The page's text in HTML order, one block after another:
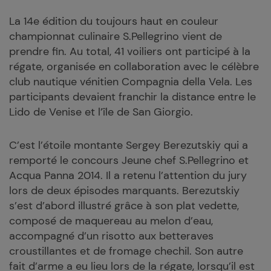
La 14e édition du toujours haut en couleur
championnat culinaire S.Pellegrino vient de
prendre fin. Au total, 41 voiliers ont participé à la
régate, organisée en collaboration avec le célèbre
club nautique vénitien Compagnia della Vela. Les
participants devaient franchir la distance entre le
Lido de Venise et l’île de San Giorgio.
C’est l’étoile montante Sergey Berezutskiy qui a
remporté le concours Jeune chef S.Pellegrino et
Acqua Panna 2014. Il a retenu l’attention du jury
lors de deux épisodes marquants. Berezutskiy
s’est d’abord illustré grâce à son plat vedette,
composé de maquereau au melon d’eau,
accompagné d’un risotto aux betteraves
croustillantes et de fromage chechil. Son autre
fait d’arme a eu lieu lors de la régate, lorsqu’il est